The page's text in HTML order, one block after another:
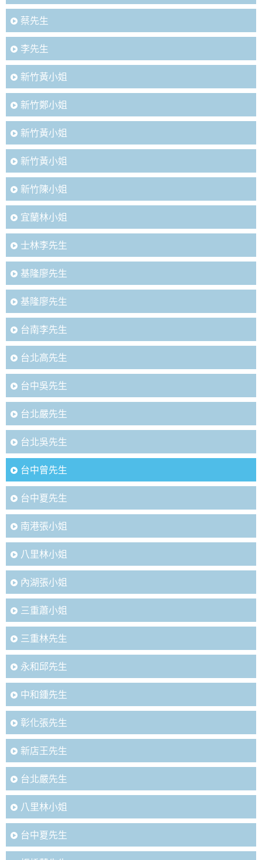
蔡先生
李先生
新竹黃小姐
新竹鄭小姐
新竹黃小姐
新竹黃小姐
新竹陳小姐
宜蘭林小姐
士林李先生
基隆廖先生
基隆廖先生
台南李先生
台北高先生
台中吳先生
台北嚴先生
台北吳先生
台中曾先生
台中夏先生
南港張小姐
八里林小姐
內湖張小姐
三重蕭小姐
三重林先生
永和邱先生
中和鍾先生
彰化張先生
新店王先生
台北嚴先生
八里林小姐
台中夏先生